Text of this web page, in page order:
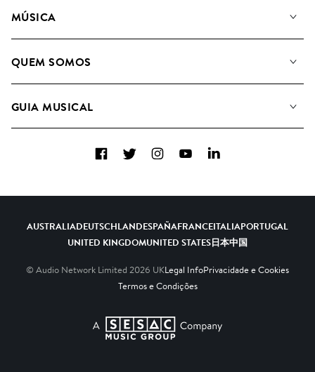
MÚSICA
Pesquisar
QUEM SOMOS
Como usamos a IA
GUIA MUSICAL
FacebookTwitterInstagramYouTubeLinkedIn
AUSTRALIADEUTSCHLANDESPAÑAFRANCEITALIAPORTUGAL
UNITED KINGDOMUNITED STATES日本中国
© Audio Network Limited 2026 UKLegal InfoPrivacidade e Cookies
Termos e Condições
A SESAC Company